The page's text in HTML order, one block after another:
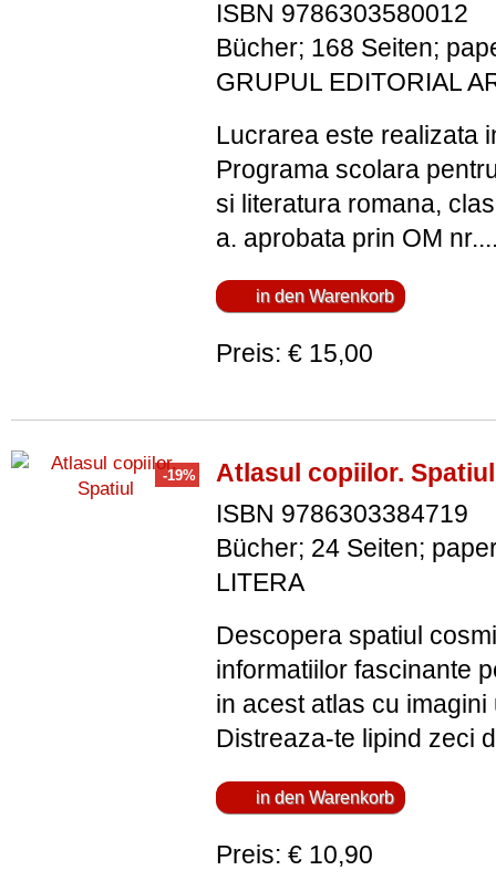
ISBN 9786303580012
Bücher; 168 Seiten;
GRUPUL EDITORIAL
Lucrarea este realizata
Programa scolara
si literatura romana,
a. aprobata prin OM
Preis: € 15,00
Atlasul copiilor. Spatiul
ISBN 9786303384719
Bücher; 24 Seiten;
LITERA
Descopera spatiul
informatiilor fascinante
in acest atlas cu imagini
Distreaza-te lipind zeci
Preis: € 10,90